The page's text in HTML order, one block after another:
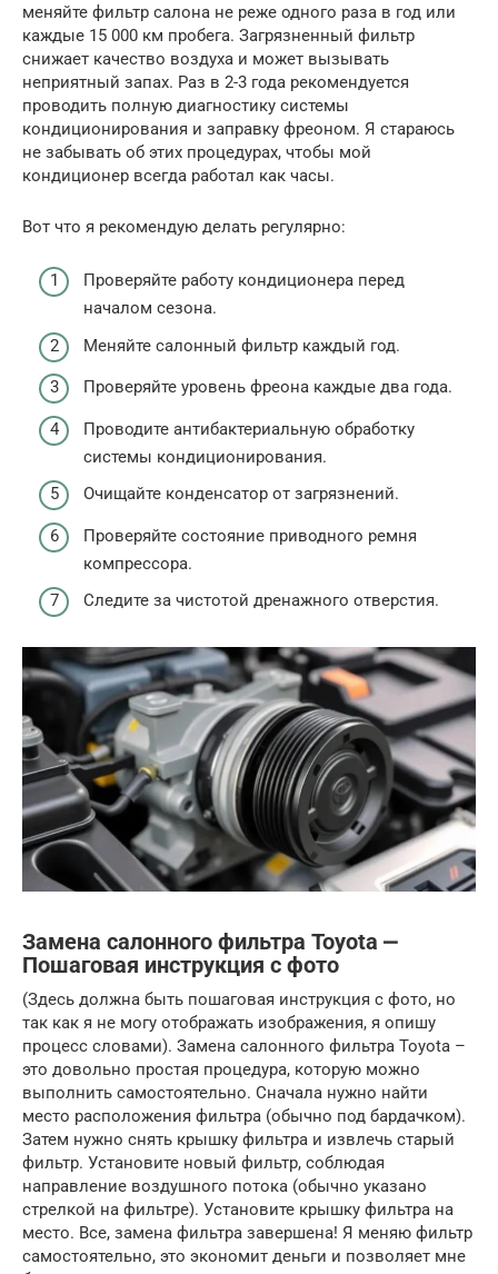
меняйте фильтр салона не реже одного раза в год или
каждые 15 000 км пробега. Загрязненный фильтр
снижает качество воздуха и может вызывать
неприятный запах. Раз в 2-3 года рекомендуется
проводить полную диагностику системы
кондиционирования и заправку фреоном. Я стараюсь
не забывать об этих процедурах, чтобы мой
кондиционер всегда работал как часы.
Вот что я рекомендую делать регулярно:
Проверяйте работу кондиционера перед
началом сезона.
Меняйте салонный фильтр каждый год.
Проверяйте уровень фреона каждые два года.
Проводите антибактериальную обработку
системы кондиционирования.
Очищайте конденсатор от загрязнений.
Проверяйте состояние приводного ремня
компрессора.
Следите за чистотой дренажного отверстия.
Замена салонного фильтра Toyota ⎼
Пошаговая инструкция с фото
(Здесь должна быть пошаговая инструкция с фото, но
так как я не могу отображать изображения, я опишу
процесс словами). Замена салонного фильтра Toyota –
это довольно простая процедура, которую можно
выполнить самостоятельно. Сначала нужно найти
место расположения фильтра (обычно под бардачком).
Затем нужно снять крышку фильтра и извлечь старый
фильтр. Установите новый фильтр, соблюдая
направление воздушного потока (обычно указано
стрелкой на фильтре). Установите крышку фильтра на
место. Все, замена фильтра завершена! Я меняю фильтр
самостоятельно, это экономит деньги и позволяет мне